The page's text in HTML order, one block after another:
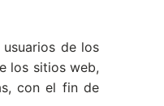
de los
los sitios web,
con el fin de